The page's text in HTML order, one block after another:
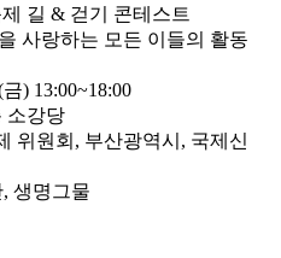
길 & 걷기 콘테스트
사랑하는 모든 이들의 활동
) 13:00~18:00
소강당
위원회, 부산광역시, 국제신
생명그물